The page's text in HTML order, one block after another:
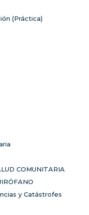
(Práctica)
COMUNITARIA
y Catástrofes